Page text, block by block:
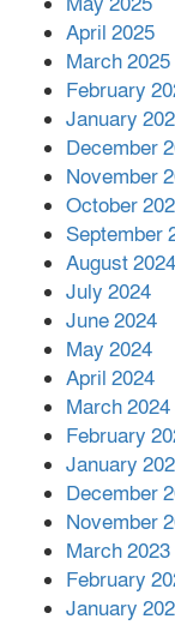
April 2025
March 2025
February
January
December
November
October
September
August 2024
July 2024
June 2024
May 2024
April 2024
March 2024
February
January
December
November
March 2023
February
January